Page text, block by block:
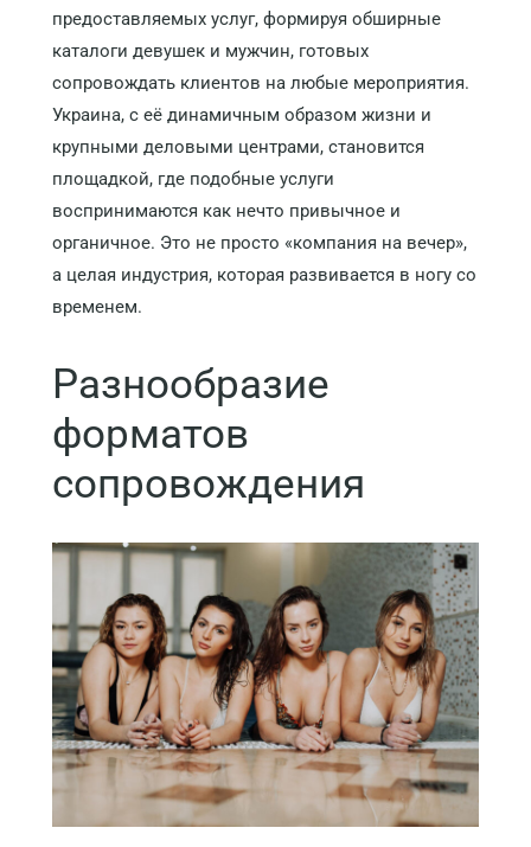
предоставляемых услуг, формируя обширные
каталоги девушек и мужчин, готовых
сопровождать клиентов на любые мероприятия.
Украина, с её динамичным образом жизни и
крупными деловыми центрами, становится
площадкой, где подобные услуги
воспринимаются как нечто привычное и
органичное. Это не просто «компания на вечер»,
а целая индустрия, которая развивается в ногу со
временем.
Разнообразие
форматов
сопровождения